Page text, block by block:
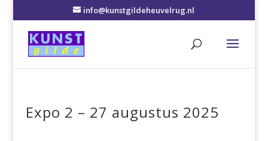
info@kunstgildeheuvelrug.nl
Expo 2 – 27 augustus 2025